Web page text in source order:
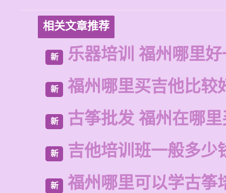
相关文章推荐
新 乐器培训 福州哪里
新 福州哪里买吉他比较
新 古筝批发 福州在哪
新 吉他培训班一般多少
新 福州哪里可以学古筝